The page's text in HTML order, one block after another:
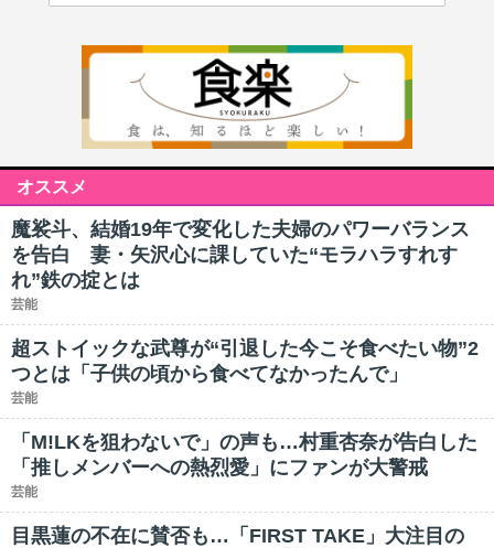
オススメ
魔裟斗、結婚19年で変化した夫婦のパワーバランス
を告白 妻・矢沢心に課していた“モラハラすれす
れ”鉄の掟とは
芸能
超ストイックな武尊が“引退した今こそ食べたい物”2
つとは「子供の頃から食べてなかったんで」
芸能
「M!LKを狙わないで」の声も…村重杏奈が告白した
「推しメンバーへの熱烈愛」にファンが大警戒
芸能
目黒蓮の不在に賛否も…「FIRST TAKE」大注目の